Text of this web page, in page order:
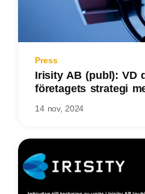
Press
Irisity AB (publ): VD
företagets strategi
14 nov, 2024